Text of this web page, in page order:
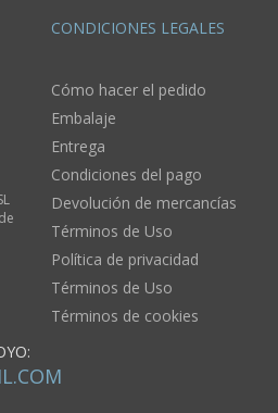
CONDICIONES LEGALES
Cómo hacer el pedido
Embalaje
Entrega
Condiciones del pago
Devolución de mercancías
Términos de Uso
Política de privacidad
Términos de Uso
Términos de cookies